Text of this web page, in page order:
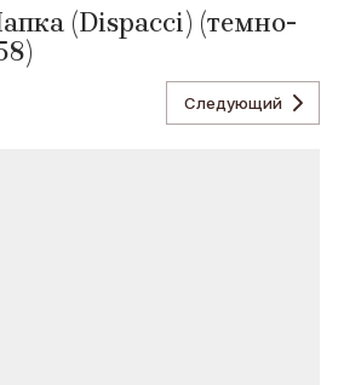
(Dispacci) (темно-
Следующий